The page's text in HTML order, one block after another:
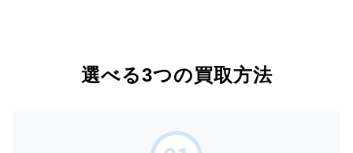
選べる3つの買取方法